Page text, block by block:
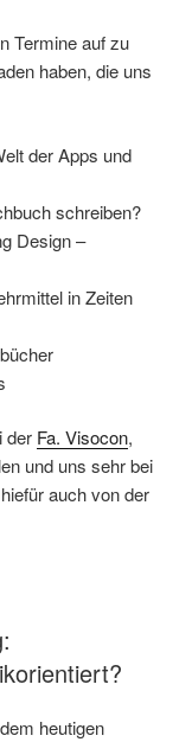
Termine auf zu
haben, die uns
der Apps und
schreiben?
Design –
in Zeiten
der Fa. Visocon,
und uns sehr bei
auch von der
heutigen